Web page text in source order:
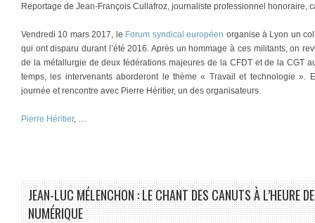
Reportage de Jean-François Cullafroz, journaliste professionnel honoraire,
Vendredi 10 mars 2017, le Forum syndical européen organise à Lyon un
qui ont disparu durant l’été 2016. Après un hommage à ces militants, on
de la métallurgie de deux fédérations majeures de la CFDT et de la CGT
temps, les intervenants aborderont le thème « Travail et technologie ».
journée et rencontre avec Pierre Héritier, un des organisateurs.
Pierre Héritier, …
JEAN-LUC MÉLENCHON : LE CHANT DES CANUTS À L’HEURE
NUMÉRIQUE